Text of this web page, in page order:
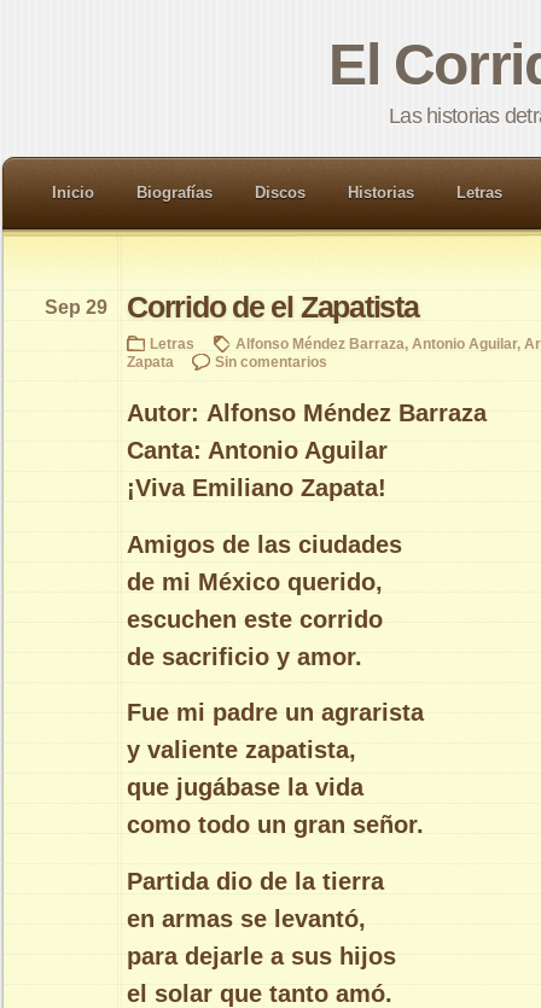
El
Las historias
Inicio Biografías Discos Historias Letras
Corrido de el Zapatista
Sep 29
Letras Alfonso Méndez Barraza, Antonio Aguilar,
Zapata
Sin comentarios
Autor: Alfonso Méndez Barraza
Canta: Antonio Aguilar
¡Viva Emiliano Zapata!
Amigos de las ciudades
de mi México querido,
escuchen este corrido
de sacrificio y amor.
Fue mi padre un agrarista
y valiente zapatista,
que jugábase la vida
como todo un gran señor.
Partida dio de la tierra
en armas se levantó,
para dejarle a sus hijos
el solar que tanto amó.